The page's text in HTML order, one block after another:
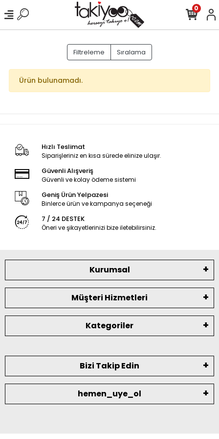
0
Filtreleme Sıralama
Ürün bulunamadı.
Hızlı Teslimat
Siparişleriniz en kısa sürede elinize ulaşır.
Güvenli Alışveriş
Güvenli ve kolay ödeme sistemi
Geniş Ürün Yelpazesi
Binlerce ürün ve kampanya seçeneği
7 / 24 DESTEK
Öneri ve şikayetlerinizi bize iletebilirsiniz.
Kurumsal
Müşteri Hizmetleri
Kategoriler
Bizi Takip Edin
hemen_uye_ol